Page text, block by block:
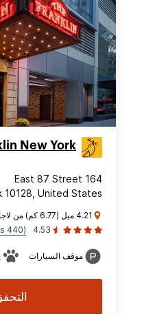
New York
164 East 87 Street
10128, United States
4.21 ميل (6.77 كم) من لاجارديا (LGA)
4.53
(440 reviews)
موقف السيارات